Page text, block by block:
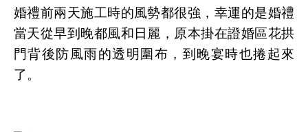
婚禮前兩天施工時的風勢都很強，幸運的是婚禮
當天從早到晚都風和日麗，原本掛在證婚區花拱
門背後防風雨的透明圍布，到晚宴時也捲起來
了。